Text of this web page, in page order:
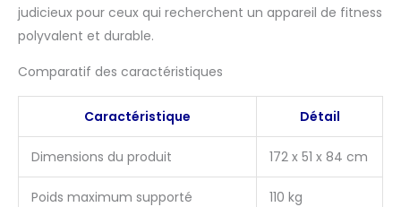
judicieux pour ceux qui recherchent un appareil de fitness
polyvalent et durable.
Comparatif des caractéristiques
Caractéristique Détail
Dimensions du produit 172 x 51 x 84 cm
Poids maximum supporté 110 kg